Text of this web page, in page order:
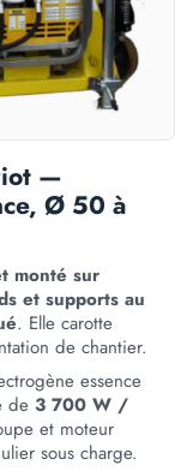
—
Ø 50 à
monté sur
et supports au
. Elle carotte
de chantier.
essence
de 3 700 W /
et moteur
sous charge.